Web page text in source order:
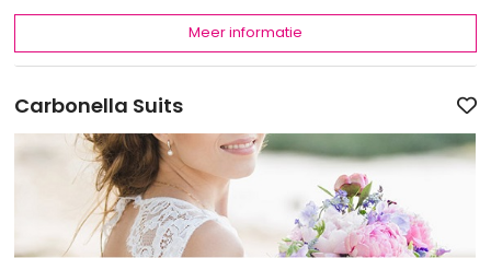
Meer informatie
Carbonella Suits